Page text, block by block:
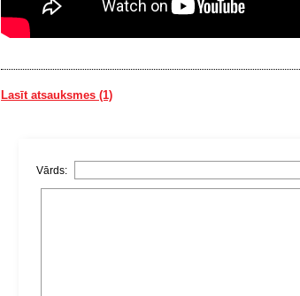
Lasīt atsauksmes (1)
Vārds: